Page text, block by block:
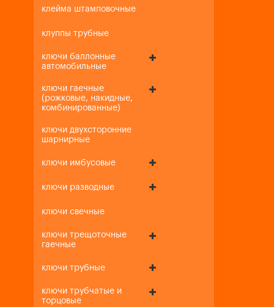
клейма штамповочные
клуппы трубные
ключи баллонные
автомобильные
ключи гаечные
(рожковые, накидные,
комбинированные)
ключи двухсторонние
шарнирные
ключи имбусовые
ключи разводные
ключи свечные
ключи трещоточные
гаечные
ключи трубные
ключи трубчатые и
торцовые